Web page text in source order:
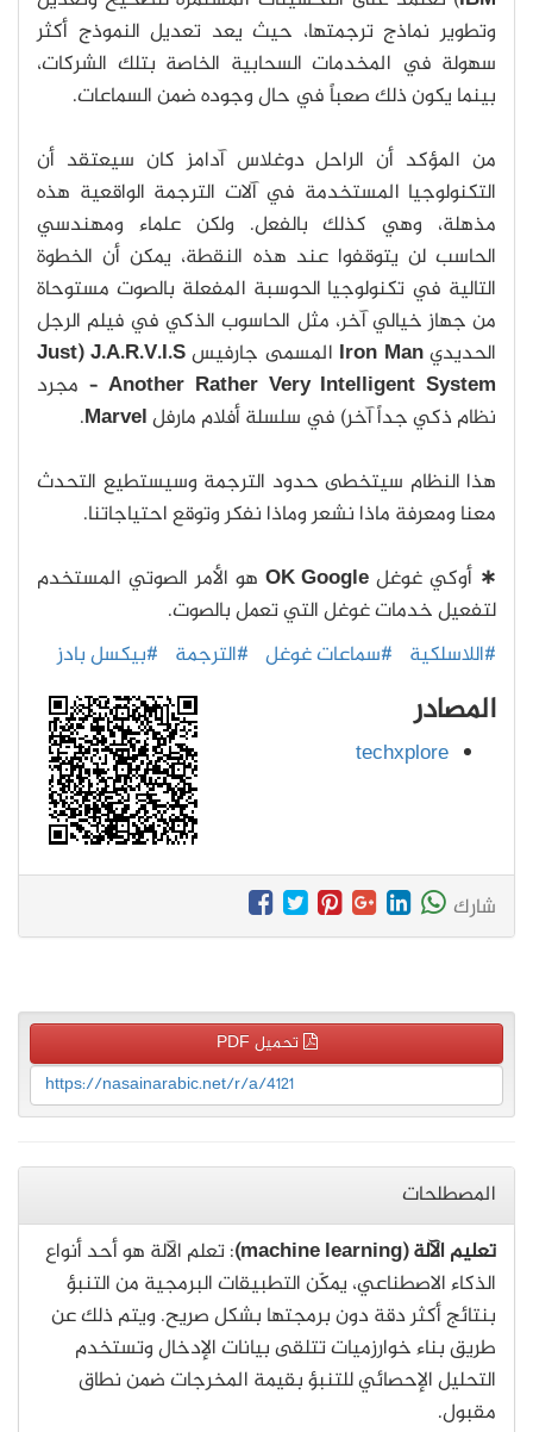
وتطوير نماذج ترجمتها، حيث يعد تعديل النموذج أكثر
سهولة في المخدمات السحابية الخاصة بتلك الشركات،
بينما يكون ذلك صعباً في حال وجوده ضمن السماعات.
من المؤكد أن الراحل دوغلاس آدامز كان سيعتقد أن
التكنولوجيا المستخدمة في آلات الترجمة الواقعية هذه
مذهلة، وهي كذلك بالفعل. ولكن علماء ومهندسي
الحاسب لن يتوقفوا عند هذه النقطة، يمكن أن الخطوة
التالية في تكنولوجيا الحوسبة المفعلة بالصوت مستوحاة
من جهاز خيالي آخر، مثل الحاسوب الذكي في فيلم الرجل
الحديديIron Man المسمى جارفيس
J.A.R.V.I.S (Just
Another Rather Very Intelligent System – مجرد
نظام ذكي جداً آخر) في سلسلة أفلام مارفلMarvel
.
هذا النظام سيتخطى حدود الترجمة وسيستطيع التحدث
معنا ومعرفة ماذا نشعر وماذا نفكر وتوقع احتياجاتنا.
∗ أوكي غوغل OK Google هو الأمر الصوتي المستخدم
لتفعيل خدمات غوغل التي تعمل بالصوت.
#اللاسلكية #سماعات غوغل #الترجمة #بيكسل بادز
المصادر
techxplore
شارك
تحميل PDF
https://nasainarabic.net/r/a/4121
المصطلحات
تعليم الآلة (machine learning)
: تعلم الآلة هو أحد أنواع
الذكاء الاصطناعي، يمكّن التطبيقات البرمجية من التنبؤ
بنتائج أكثر دقة دون برمجتها بشكل صريح. ويتم ذلك عن
طريق بناء خوارزميات تتلقى بيانات الإدخال وتستخدم
التحليل الإحصائي للتنبؤ بقيمة المخرجات ضمن نطاق
مقبول.